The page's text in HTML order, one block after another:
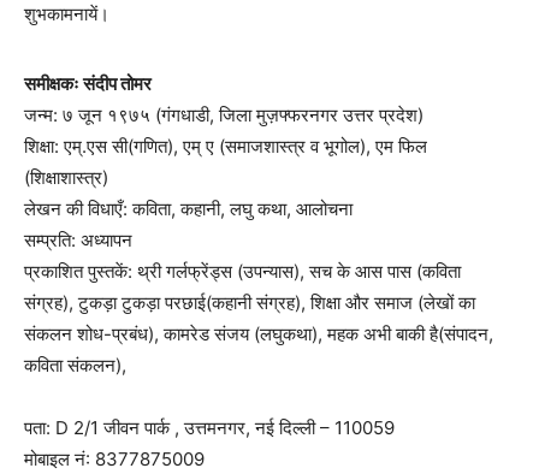
शुभकामनायें।
समीक्षकः संदीप तोमर
जन्म: ७ जून १९७५ (गंगधाडी, जिला मुज़फ्फरनगर उत्तर प्रदेश)
शिक्षा: एम्.एस सी(गणित), एम् ए (समाजशास्त्र व भूगोल), एम फिल
(शिक्षाशास्त्र)
लेखन की विधाएँ: कविता, कहानी, लघु कथा, आलोचना
सम्प्रति: अध्यापन
प्रकाशित पुस्तकें: थ्री गर्लफ्रेंड्स (उपन्यास), सच के आस पास (कविता
संग्रह), टुकड़ा टुकड़ा परछाई(कहानी संग्रह), शिक्षा और समाज (लेखों का
संकलन शोध-प्रबंध), कामरेड संजय (लघुकथा), महक अभी बाकी है(संपादन,
कविता संकलन),
पता: D 2/1 जीवन पार्क , उत्तमनगर, नई दिल्ली – 110059
मोबाइल नं: 8377875009